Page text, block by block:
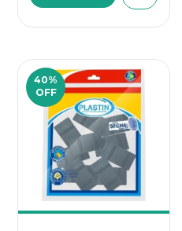
40%
OFF